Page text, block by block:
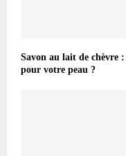
Savon au lait de chèvre
pour votre peau ?